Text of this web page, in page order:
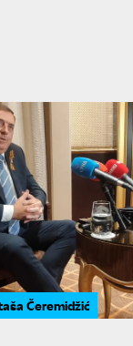
Čeremidžić